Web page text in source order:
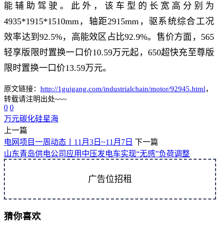
能辅助驾驶。此外，该车型的长宽高分别为
4935*1915*1510mm，轴距2915mm，驱系统综合工况
效率达到92.5%，高能效区占比92.9%。售价方面，565
轻享版限时置换一口价10.59万元起，650超快充至尊版
限时置换一口价13.59万元。
原文链接： http://1guigang.com/industrialchain/motor/92945.html，
转载请注明出处~~~
0 0
万元碳化硅星海
上一篇
电网项目一周动态丨11月3日~11月7日 下一篇
山东青岛供电公司应用中压发电车实现“无感”负荷调整
广告位招租
猜你喜欢